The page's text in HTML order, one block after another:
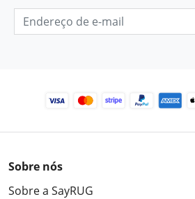
Sobre nós
Sobre a SayRUG